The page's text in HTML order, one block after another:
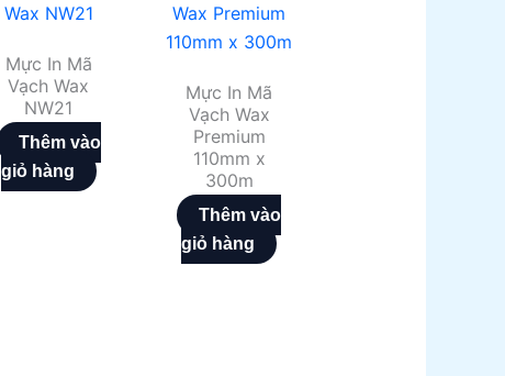
Mực In Mã
Vạch Wax
NW21
Thêm vào
giỏ hàng
Mực In Mã
Vạch Wax
Premium
110mm x
300m
Thêm vào
giỏ hàng